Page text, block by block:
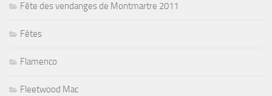
Fête des vendanges de Montmartre 2011
Fêtes
Flamenco
Fleetwood Mac